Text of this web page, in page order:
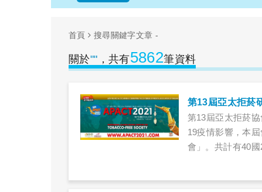
首頁 搜尋關鍵字文章 -
關於"" ，共有5862筆資料
第13屆亞太拒菸
第13屆亞太拒菸
19疫情影響，本
會」。共計有40
也有50多位菸害